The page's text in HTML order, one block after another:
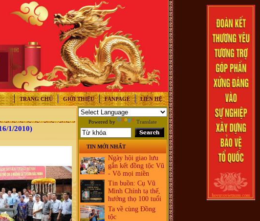
TRANG CHỦ GIỚI THIỆU FANPAGE LIÊN HỆ
1/2010)
Powered by Translate
TIN MỚI NHẤT
Ngày hội giao lưu
gắn kết đồng tộc Vũ
- Võ mọi miền
Tin buồn: Cụ Vũ
Minh Chính tạ thế,
hưởng thọ 100 tuổi
Ta về cùng Đồng
tộc